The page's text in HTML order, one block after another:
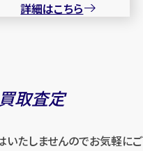
詳細はこちら
取査定
たしませんのでお気軽にご